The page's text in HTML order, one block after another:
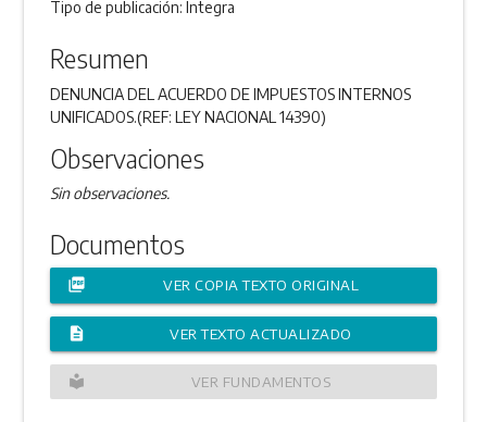
Tipo de publicación:Integra
Resumen
DENUNCIA DEL ACUERDO DE IMPUESTOS INTERNOS
UNIFICADOS.(REF: LEY NACIONAL 14390)
Observaciones
Sin observaciones.
Documentos
picture_as_pdf VER COPIA TEXTO ORIGINAL
description VER TEXTO ACTUALIZADO
local_library VER FUNDAMENTOS